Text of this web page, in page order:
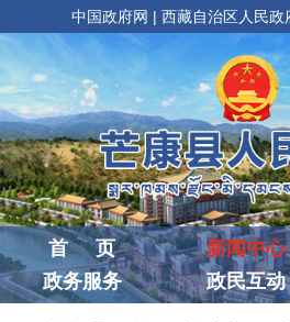
中国政府网 | 西藏自治区人民政
首 页 新闻中心
政务服务
政民互动